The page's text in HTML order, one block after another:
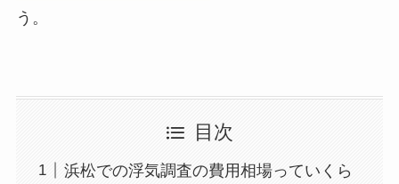
う。
目次
浜松での浮気調査の費用相場っていくら